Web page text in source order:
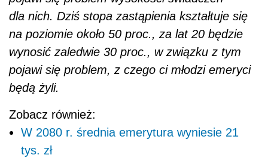
dla nich. Dziś stopa zastąpienia kształtuje się
na poziomie około 50 proc., za lat 20 będzie
wynosić zaledwie 30 proc., w związku z tym
pojawi się problem, z czego ci młodzi emeryci
będą żyli.
Zobacz również:
W 2080 r. średnia emerytura wyniesie 21
tys. zł